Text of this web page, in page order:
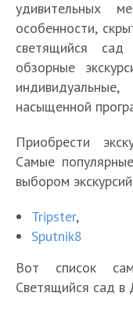
удивительных
особенности,
светящийся
обзорные
насыщенной
Приобрести
Самые
выбором
Tripster,
Sputnik8
Вот список
Светящийся сад в